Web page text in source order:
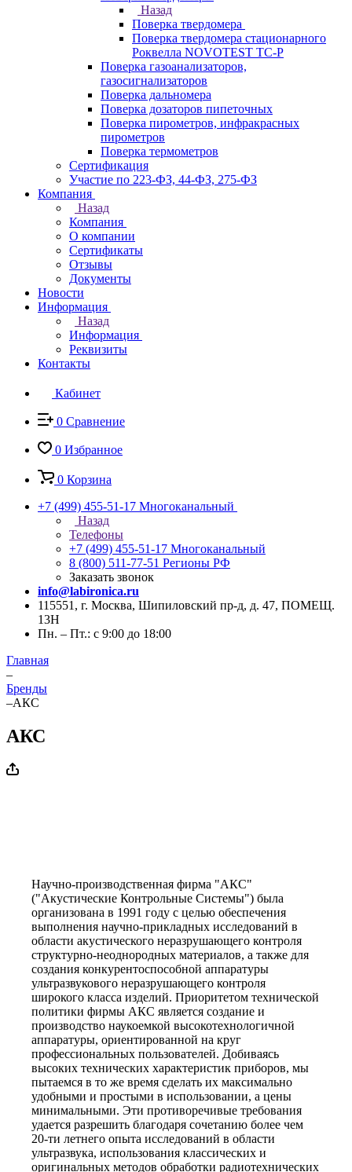
Назад
Поверка твердомера
Поверка твердомера стационарного
Роквелла NOVOTEST TС-Р
Поверка газоанализаторов,
газосигнализаторов
Поверка дальномера
Поверка дозаторов пипеточных
Поверка пирометров, инфракрасных
пирометров
Поверка термометров
Сертификация
Участие по 223-ФЗ, 44-ФЗ, 275-ФЗ
Компания
Назад
Компания
О компании
Сертификаты
Отзывы
Документы
Новости
Информация
Назад
Информация
Реквизиты
Контакты
Кабинет
0 Сравнение
0 Избранное
0 Корзина
+7 (499) 455-51-17 Многоканальный
Назад
Телефоны
+7 (499) 455-51-17 Многоканальный
8 (800) 511-77-51 Регионы РФ
Заказать звонок
info@labironica.ru
115551, г. Москва, Шипиловский пр-д, д. 47, ПОМЕЩ.
13Н
Пн. – Пт.: с 9:00 до 18:00
Главная
–
Бренды
–АКС
АКС
Научно-производственная фирма "АКС"
("Акустические Контрольные Системы") была
организована в 1991 году с целью обеспечения
выполнения научно-прикладных исследований в
области акустического неразрушающего контроля
структурно-неоднородных материалов, а также для
создания конкурентоспособной аппаратуры
ультразвукового неразрушающего контроля
широкого класса изделий. Приоритетом технической
политики фирмы АКС является создание и
производство наукоемкой высокотехнологичной
аппаратуры, ориентированной на круг
профессиональных пользователей. Добиваясь
высоких технических характеристик приборов, мы
пытаемся в то же время сделать их максимально
удобными и простыми в использовании, а цены
минимальными. Эти противоречивые требования
удается разрешить благодаря сочетанию более чем
20-ти летнего опыта исследований в области
ультразвука, использования классических и
оригинальных методов обработки радиотехнических